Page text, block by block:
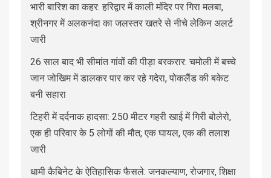
भारी बारिश का कहर: हरिद्वार में काली मंदिर पर गिरा मलबा,
श्रीनगर में अलकनंदा का जलस्तर खतरे से नीचे लेकिन अलर्ट
जारी
26 साल बाद भी सीमांत गांवों की पीड़ा बरकरार: चमोली में बच्चे
जान जोखिम में डालकर पार कर रहे गदेरा, पोकलैंड की बकेट
बनी सहारा
टिहरी में दर्दनाक हादसा: 250 मीटर गहरी खाई में गिरी बोलेरो,
एक ही परिवार के 5 लोगों की मौत; एक घायल, एक की तलाश
जारी
धामी कैबिनेट के ऐतिहासिक फैसले: जनकल्याण, रोजगार, शिक्षा